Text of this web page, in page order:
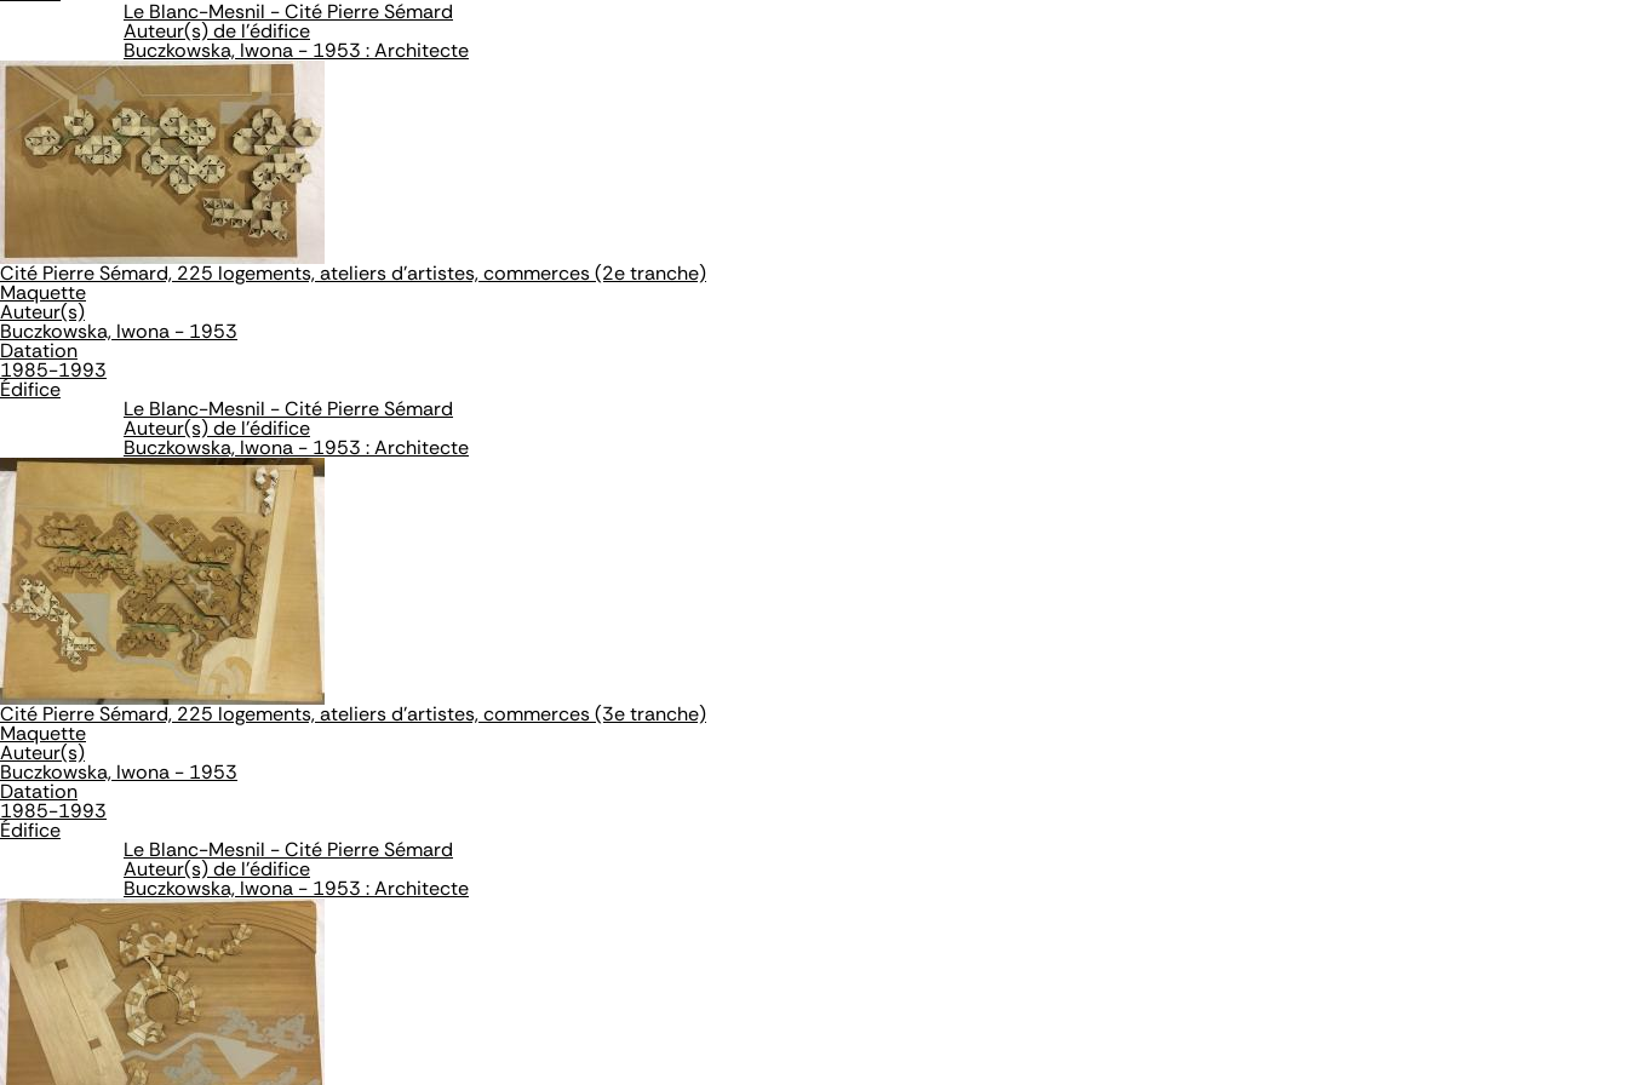
Le Blanc-Mesnil - Cité Pierre Sémard
Auteur(s) de l'édifice
Buczkowska, Iwona - 1953 : Architecte
Cité Pierre Sémard, 225 logements, ateliers d'artistes, commerces (2e tranche)
Maquette
Auteur(s)
Buczkowska, Iwona - 1953
Datation
1985-1993
Édifice
Le Blanc-Mesnil - Cité Pierre Sémard
Auteur(s) de l'édifice
Buczkowska, Iwona - 1953 : Architecte
Cité Pierre Sémard, 225 logements, ateliers d'artistes, commerces (3e tranche)
Maquette
Auteur(s)
Buczkowska, Iwona - 1953
Datation
1985-1993
Édifice
Le Blanc-Mesnil - Cité Pierre Sémard
Auteur(s) de l'édifice
Buczkowska, Iwona - 1953 : Architecte